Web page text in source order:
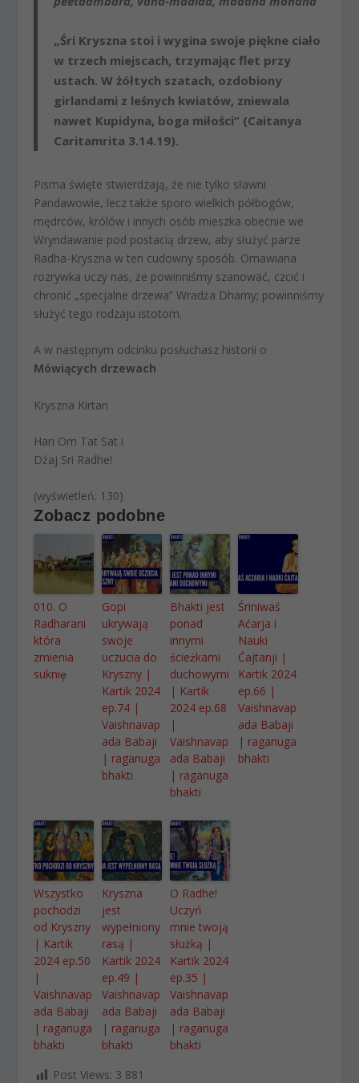
„Śri Kryszna stoi i wygina swoje piękne ciało
w trzech miejscach, trzymając flet przy
ustach. W żółtych szatach, ozdobiony
girlandami z leśnych kwiatów, zniewala
nawet Kupidyna, boga miłości” (Caitanya
Caritamrita 3.14.19).
Pisma święte stwierdzają, że nie tylko sławni
Pandawowie, lecz także sporo wielkich półbogów,
mędrców, królów i innych osób mieszka obecnie we
Wryndawanie pod postacią drzew, aby służyć parze
Radha-Kryszna w ten cudowny sposób. Omawiana
rozrywka uczy nas, że powinniśmy szanować, czcić i
chronić „specjalne drzewa” Wradża Dhamy; powinniśmy
służyć tego rodzaju istotom.
A w następnym odcinku posłuchasz historii o
Mówiących drzewach
Kryszna Kirtan
Hari Om Tat Sat i
Dźaj Sri Radhe!
(wyświetleń: 130)
Zobacz podobne
010. O
Radharani
która
zmienia
suknię
Gopi
ukrywają
swoje
uczucia do
Kryszny |
Kartik 2024
ep.74 |
Vaishnavap
ada Babaji
| raganuga
bhakti
Bhakti jest
ponad
innymi
ścieżkami
duchowymi
| Kartik
2024 ep.68
|
Vaishnavap
ada Babaji
| raganuga
bhakti
Śriniwaś
Aćarja i
Nauki
Ćajtanji |
Kartik 2024
ep.66 |
Vaishnavap
ada Babaji
| raganuga
bhakti
Wszystko
pochodzi
od Kryszny
| Kartik
2024 ep.50
|
Vaishnavap
ada Babaji
| raganuga
bhakti
Kryszna
jest
wypełniony
rasą |
Kartik 2024
ep.49 |
Vaishnavap
ada Babaji
| raganuga
bhakti
O Radhe!
Uczyń
mnie twoją
służką |
Kartik 2024
ep.35 |
Vaishnavap
ada Babaji
| raganuga
bhakti
Post Views: 3 881